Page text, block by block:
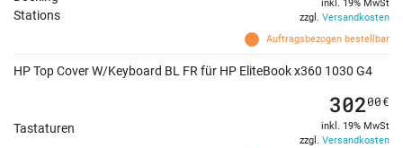
Stations
Auftragsbezogen bestellbar
inkl. 19% MwSt
zzgl. Versandkosten
HP Top Cover W/Keyboard BL FR für HP EliteBook x360 1030 G4
Tastaturen
30200€
inkl. 19% MwSt
zzgl. Versandkosten